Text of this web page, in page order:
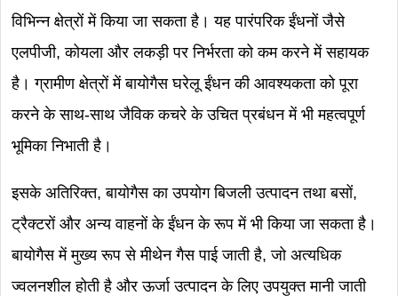
विभिन्न क्षेत्रों में किया जा सकता है। यह पारंपरिक ईंधनों जैसे
एलपीजी, कोयला और लकड़ी पर निर्भरता को कम करने में सहायक
है। ग्रामीण क्षेत्रों में बायोगैस घरेलू ईंधन की आवश्यकता को पूरा
करने के साथ-साथ जैविक कचरे के उचित प्रबंधन में भी महत्वपूर्ण
भूमिका निभाती है।
इसके अतिरिक्त, बायोगैस का उपयोग बिजली उत्पादन तथा बसों,
ट्रैक्टरों और अन्य वाहनों के ईंधन के रूप में भी किया जा सकता है।
बायोगैस में मुख्य रूप से मीथेन गैस पाई जाती है, जो अत्यधिक
ज्वलनशील होती है और ऊर्जा उत्पादन के लिए उपयुक्त मानी जाती